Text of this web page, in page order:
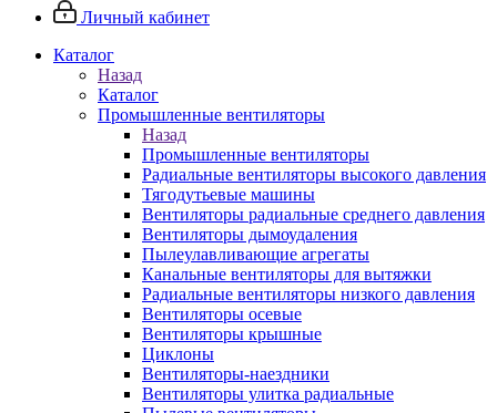
Личный кабинет
Каталог
Назад
Каталог
Промышленные вентиляторы
Назад
Промышленные вентиляторы
Радиальные вентиляторы высокого давления
Тягодутьевые машины
Вентиляторы радиальные среднего давления
Вентиляторы дымоудаления
Пылеулавливающие агрегаты
Канальные вентиляторы для вытяжки
Радиальные вентиляторы низкого давления
Вентиляторы осевые
Вентиляторы крышные
Циклоны
Вентиляторы-наездники
Вентиляторы улитка радиальные